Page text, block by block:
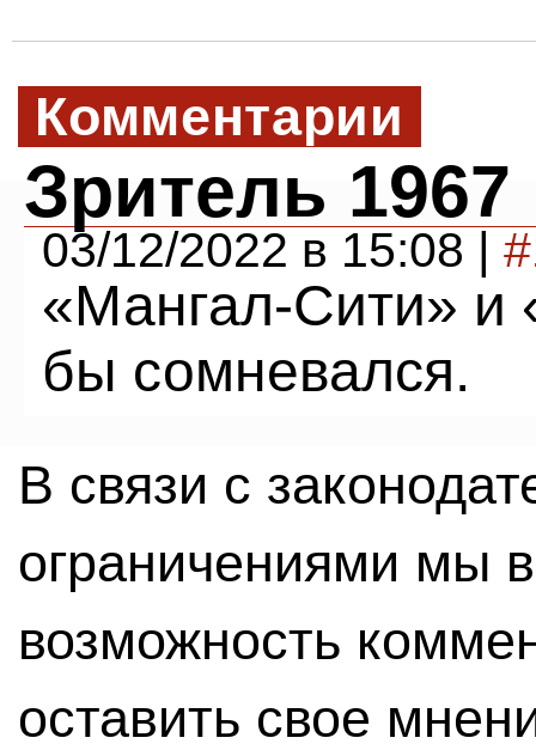
Комментарии
Зритель 1967
03/12/2022 в 15:08 |
«Мангал-Сити» и
бы сомневался.
В связи с
ограничениями мы
возможность
оставить свое